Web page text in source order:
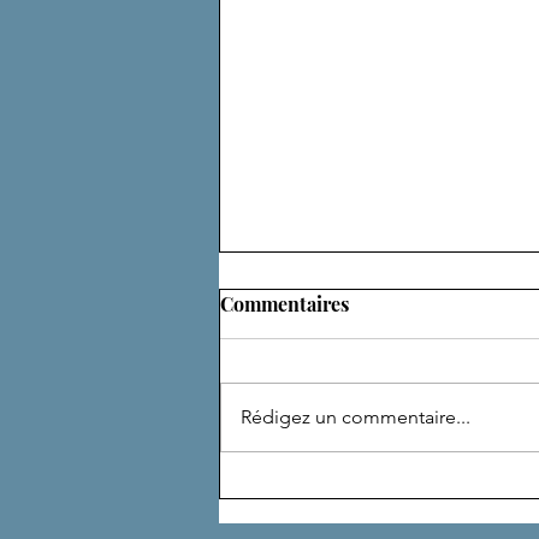
DE NOMBREUSES VIES
Commentaires
Rédigez un commentaire...